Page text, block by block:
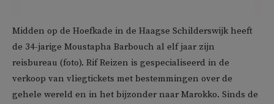
Midden op de Hoefkade in de Haagse Schilderswijk heeft
de 34-jarige Moustapha Barbouch al elf jaar zijn
reisbureau (foto). Rif Reizen is gespecialiseerd in de
verkoop van vliegtickets met bestemmingen over de
gehele wereld en in het bijzonder naar Marokko. Sinds de